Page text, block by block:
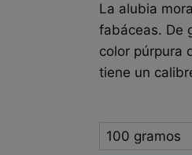
La alubia
fabáceas. De
color púrpura
tiene un
Selected